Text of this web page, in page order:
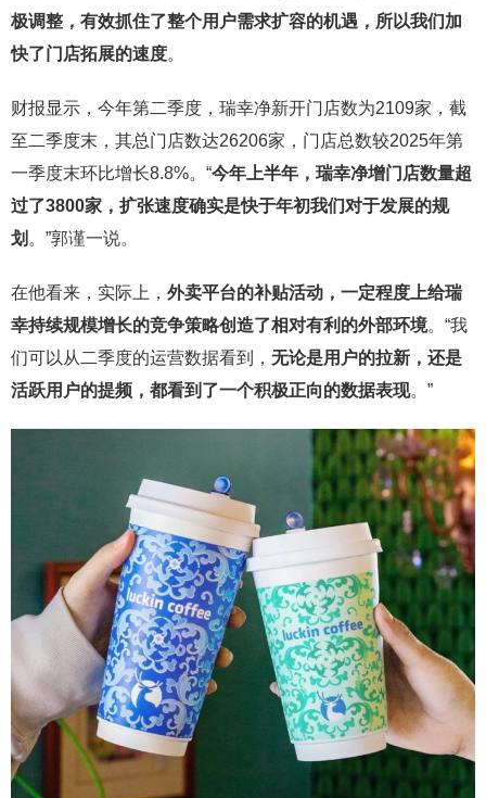
极调整，有效抓住了整个用户需求扩容的机遇，所以我们加
快了门店拓展的速度。
财报显示，今年第二季度，瑞幸净新开门店数为2109家，截
至二季度末，其总门店数达26206家，门店总数较2025年第
一季度末环比增长8.8%。“今年上半年，瑞幸净增门店数量超
过了3800家，扩张速度确实是快于年初我们对于发展的规
划 。”郭谨一说。
在他看来，实际上， 外卖平台的补贴活动，一定程度上给瑞
幸持续规模增长的竞争策略创造了相对有利的外部环境。“我
们可以从二季度的运营数据看到， 无论是用户的拉新，还是
活跃用户的提频，都看到了一个积极正向的数据表现。”